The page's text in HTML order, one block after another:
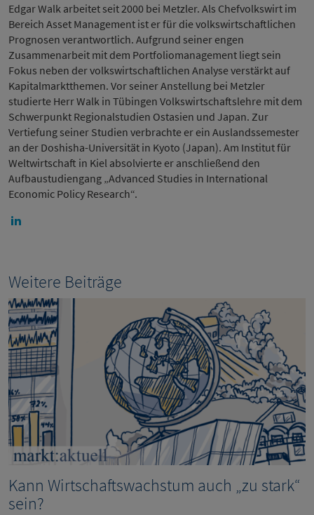
Edgar Walk arbeitet seit 2000 bei Metzler. Als Chefvolkswirt im
Bereich Asset Management ist er für die volkswirtschaftlichen
Prognosen verantwortlich. Aufgrund seiner engen
Zusammenarbeit mit dem Portfoliomanagement liegt sein
Fokus neben der volkswirtschaftlichen Analyse verstärkt auf
Kapitalmarktthemen. Vor seiner Anstellung bei Metzler
studierte Herr Walk in Tübingen Volkswirtschaftslehre mit dem
Schwerpunkt Regionalstudien Ostasien und Japan. Zur
Vertiefung seiner Studien verbrachte er ein Auslandssemester
an der Doshisha-Universität in Kyoto (Japan). Am Institut für
Weltwirtschaft in Kiel absolvierte er anschließend den
Aufbaustudiengang „Advanced Studies in International
Economic Policy Research“.
Weitere Beiträge
Kann Wirtschaftswachstum auch „zu stark“
sein?